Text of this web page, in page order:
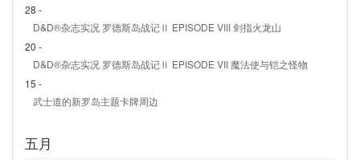
28 -
D&D®杂志实况 罗德斯岛战记Ⅱ EPISODE VIII 剑指火龙山
20 -
D&D®杂志实况 罗德斯岛战记Ⅱ EPISODE VII 魔法使与铠之怪物
15 -
武士道的新罗岛主题卡牌周边
五月